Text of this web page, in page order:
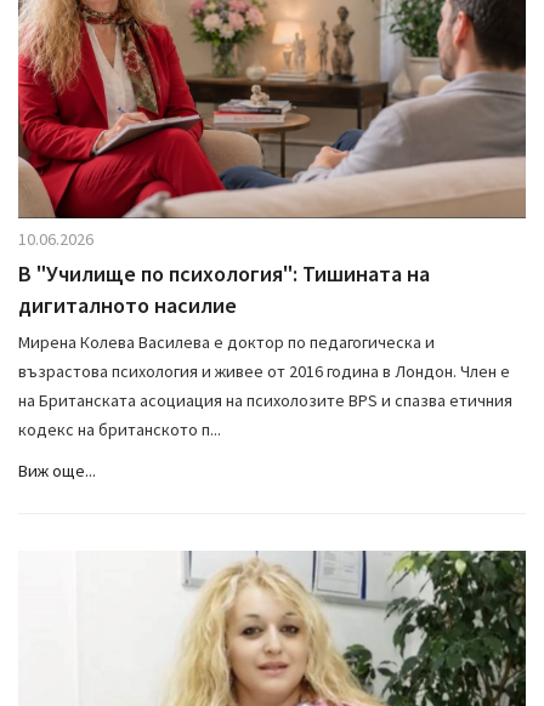
10.06.2026
В "Училище по психология": Тишината на
дигиталното насилие
Мирена Колева Василева е доктор по педагогическа и
възрастова психология и живее от 2016 година в Лондон. Член е
на Британската асоциация на психолозите BPS и спазва етичния
кодекс на британското п...
Виж още...